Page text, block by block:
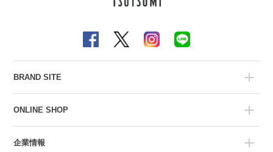
BRAND SITE
ONLINE SHOP
企業情報